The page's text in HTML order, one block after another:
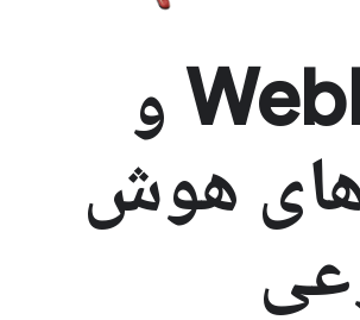
WebMCP و
هوش